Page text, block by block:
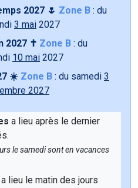
2027 🌷 Zone B : du
3 mai 2027
2027 ✝️ Zone B : du
10 mai 2027
☀️ Zone B : du samedi 3
2027
a lieu après le dernier
le samedi sont en vacances
a lieu le matin des jours